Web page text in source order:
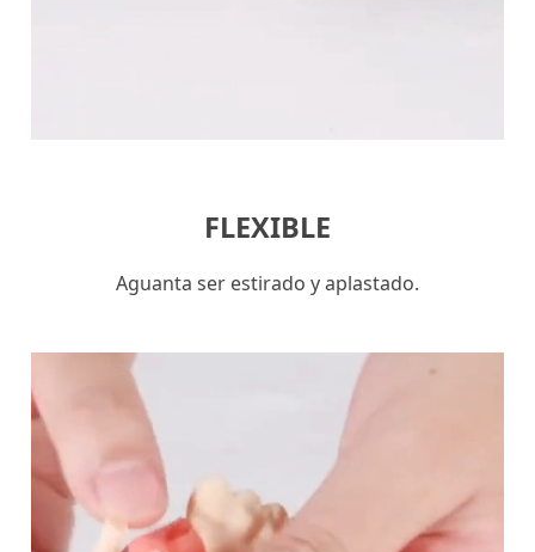
FLEXIBLE
Aguanta ser estirado y aplastado.